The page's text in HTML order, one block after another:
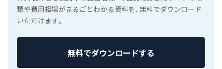
類や費用相場がまるごとわかる資料を、無料でダウンロード
いただけます。
無料でダウンロードする